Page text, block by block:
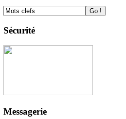
Sécurité
Messagerie